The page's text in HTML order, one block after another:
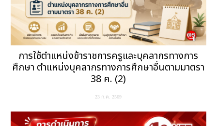
การใช้ตำแหน่งข้าราชการครูและบุคลากรทางการ
ศึกษา ตำแหน่งบุคลากรทางการศึกษาอื่นตามมาตรา
38 ค. (2)
23 ก.ค. 2569